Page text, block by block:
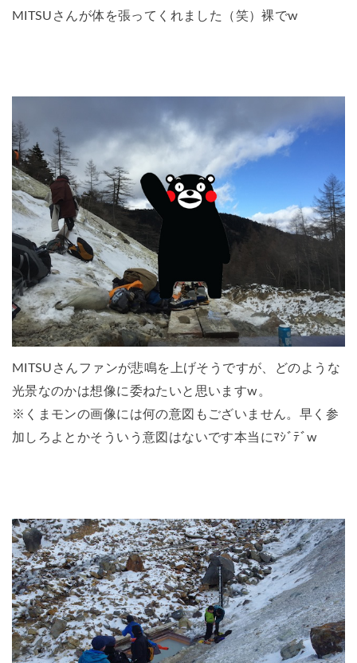
MITSUさんが体を張ってくれました（笑）裸でw
MITSUさんファンが悲鳴を上げそうですが、どのような
光景なのかは想像に委ねたいと思いますw。
※くまモンの画像には何の意図もございません。早く参
加しろよとかそういう意図はないです本当にﾏｼﾞﾃﾞw